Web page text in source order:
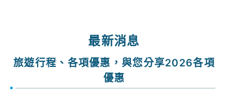
最新消息
旅遊行程、各項優惠，與您分享2026各項
優惠